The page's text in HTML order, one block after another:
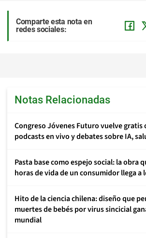
Comparte esta nota en
redes sociales:
Notas Relacionadas
Congreso Jóvenes Futuro vuelve gratis
podcasts en vivo y debates sobre IA,
Pasta base como espejo social: la obra
horas de vida de un consumidor llega a
Hito de la ciencia chilena: diseño que
muertes de bebés por virus sincicial
mundial